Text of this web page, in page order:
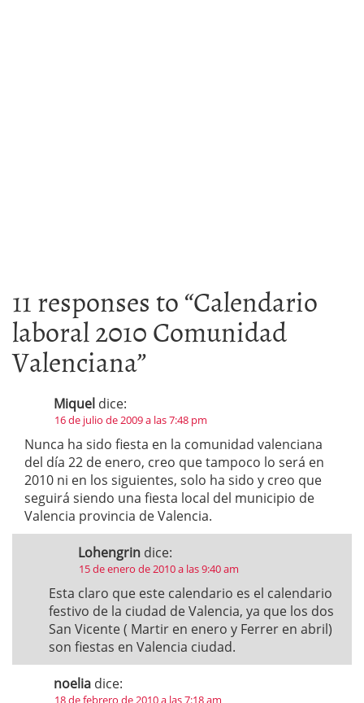
11 responses to “Calendario
laboral 2010 Comunidad
Valenciana”
Miquel dice:
16 de julio de 2009 a las 7:48 pm
Nunca ha sido fiesta en la comunidad valenciana
del día 22 de enero, creo que tampoco lo será en
2010 ni en los siguientes, solo ha sido y creo que
seguirá siendo una fiesta local del municipio de
Valencia provincia de Valencia.
Lohengrin dice:
15 de enero de 2010 a las 9:40 am
Esta claro que este calendario es el calendario
festivo de la ciudad de Valencia, ya que los dos
San Vicente ( Martir en enero y Ferrer en abril)
son fiestas en Valencia ciudad.
noelia dice:
18 de febrero de 2010 a las 7:18 am